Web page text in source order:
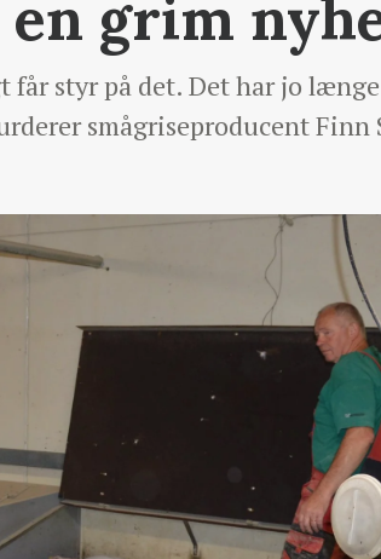
grim
får styr på det. Det har jo
smågriseproducent Finn